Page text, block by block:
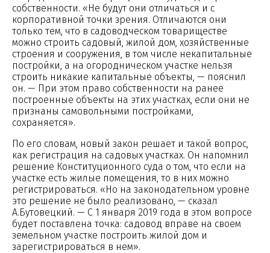
собственности. «Не будут они отличаться и с
корпоративной точки зрения. Отличаются они
только тем, что в садоводческом товариществе
можно строить садовый, жилой дом, хозяйственные
строения и сооружения, в том числе некапитальные
постройки, а на огородническом участке нельзя
строить никакие капитальные объекты, — пояснил
он. — При этом право собственности на ранее
построенные объекты на этих участках, если они не
признаны самовольными постройками,
сохраняется».
По его словам, новый закон решает и такой вопрос,
как регистрация на садовых участках. Он напомнил
решение Конституционного суда о том, что если на
участке есть жилые помещения, то в них можно
регистрироваться. «Но на законодательном уровне
это решение не было реализовано, — сказал
А.Бутовецкий. — С 1 января 2019 года в этом вопросе
будет поставлена точка: садовод вправе на своем
земельном участке построить жилой дом и
зарегистрироваться в нем».